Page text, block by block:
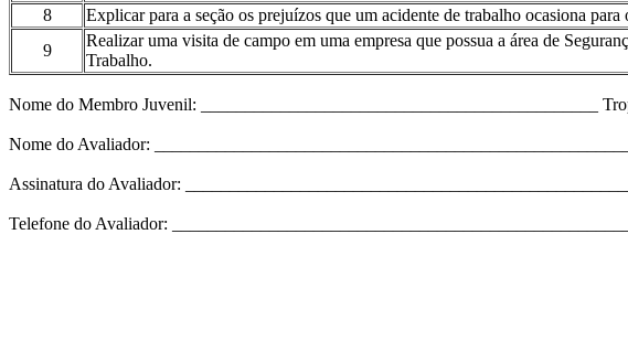
8
Explicar para a seção os prejuízos que um acidente de trabalho ocasiona
9
Realizar uma visita de campo em uma empresa que possua a área de
Trabalho.
Nome do Membro Juvenil: _____________________________________________
Nome do Avaliador:
Assinatura do Avaliador:
Telefone do Avaliador: